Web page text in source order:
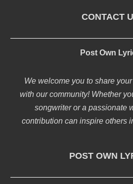
CONTACT
Post Own
We welcome you to share
with our community! Whether
songwriter or a passionate
contribution can inspire others
POST OWN